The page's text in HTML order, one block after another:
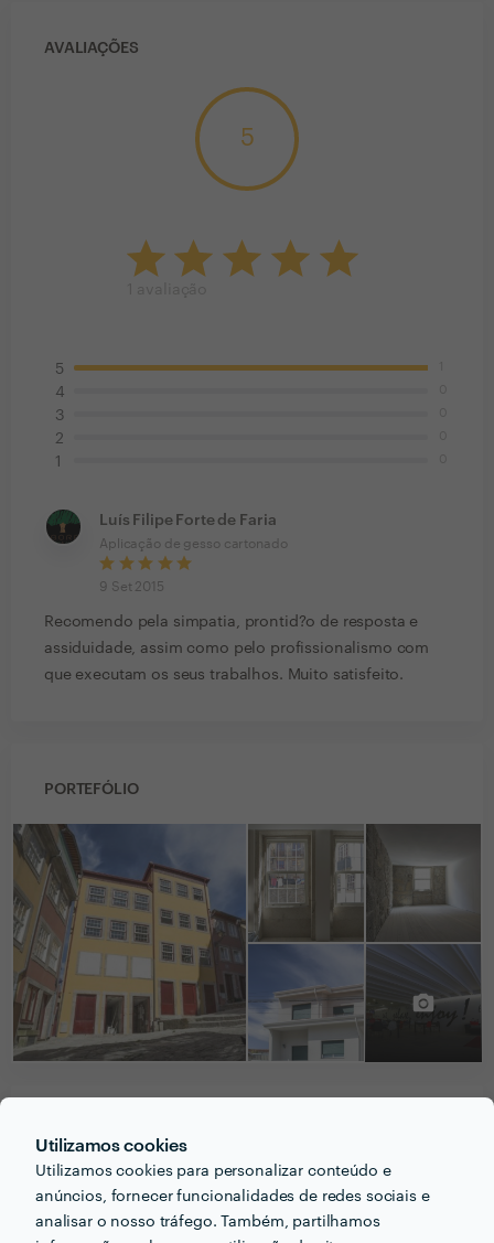
Utilizamos cookies
Utilizamos cookies para personalizar conteúdo e
anúncios, fornecer funcionalidades de redes sociais e
analisar o nosso tráfego. Também, partilhamos
AVALIAÇÕES
5
5
4
3
2
1
Luís Filipe Forte de Faria
Aplicação de gesso cartonado
9 Set 2015
Recomendo pela simpatia, prontid?o de resposta e
assiduidade, assim como pelo profissionalismo com
que executam os seus trabalhos. Muito satisfeito.
PORTEFÓLIO
Que formação e experiência tem relacionadas com a
sua actividade?